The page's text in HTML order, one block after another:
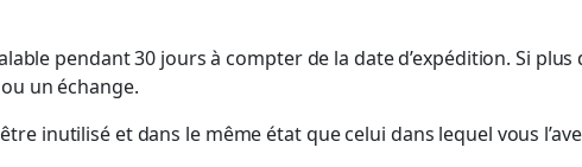
pendant 30 jours à compter de la date d’expédition. Si
un échange.
inutilisé et dans le même état que celui dans lequel vous